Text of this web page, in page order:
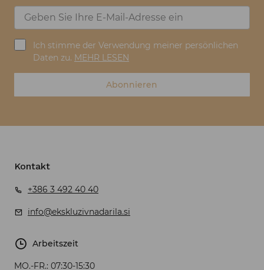
Ich stimme der Verwendung meiner persönlichen
Daten zu. MEHR LESEN
Abonnieren
Kontakt
+386 3 492 40 40
info@ekskluzivnadarila.si
Arbeitszeit
MO.-FR.: 07:30-15:30